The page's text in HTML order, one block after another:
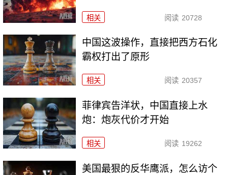
相关 阅读 20728
中国这波操作，直接把西方石化
霸权打出了原形
相关 阅读 20357
菲律宾告洋状，中国直接上水
炮：炮灰代价才开始
相关 阅读 19262
美国最狠的反华鹰派，怎么访个